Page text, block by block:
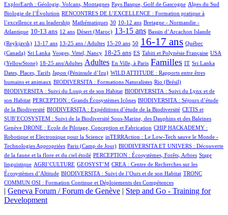
ExplorEarth : Géologie, Volcans, Montagnes
14/998 Pays Basque, Golf de Gascogne
13/998 Alpes du Sud
5/998
Biologie de l’Évolution
75/998
RENCONTRES DE L’EXCELLENCE : Formation pratique à
l’excellence et au leadership
2/998 Mathématiques
9/998 30
91/998 10-12 ans
100/998
Bretagne - Normandie -
Atlantique
290/998 10-13 ans
37/998 12 ans
6/998 Désert (Maroc)
536/998 13-15 ans
1/998 Bassin d’Arcachon
13/998
Islande
(Reykjavik)
25/998 13-17 ans
19/998 13-25 ans / Adultes
6/998 15-20 ans
2/998 50
723/998 16-17 ans
26/998
Québec
(Canada)
1/998 Sri Lanka
7/998 Vosges, Vittel, Nancy
331/998 18-25 ans
32/998 ES
63/998 Tahiti et Polynésie Française
14/998
USA
(YellowStone)
179/998 18-25 ans/Adultes
465/998 Adultes
1/998 En Ville, à Paris
547/998 Familles
8/998 IT
1/998 Sri Lanka
6/998
Dates, Places, Tarifs
5/998 Japon (Péninsule d’Izu)
9/998
WILD ATTITUDE : Rapports entre êtres
humains et animaux
34/998 BIODIVERSITA : Formations Naturalistes
4/998 Rio (Brésil)
11/998
BIODIVERSITA : Suivi du Loup et de son Habitat
20/998
BIODIVERSITA : Suivi du Lynx et de
son Habitat
1/998 PERCEPTION : Grands Écosystèmes Icônes
17/998
BIODIVERSITA : Séjours d’étude
de la Biodiversité
10/998 BIODIVERSITA : Expéditions d’étude de la Biodiversité
91/998
CETIS et
SUB’ECOSYSTEM : Suivi de la Biodiversité Sous-Marine, des Dauphins et des Baleines
19/998
Genève
12/998DRONE : Ecole de Pilotage, Conception et Fabrication
13/998
CHIP HACKADEMY :
Robotique et Electronique pour la Science
3/998
inTERRAction : Le Low-Tech sauve le Monde -
Technologies Appropriées
5/998 Paris (Camp de Jour)
2/998
BIODIVERSITA ET UNIVERS : Découverte
de la faune et la flore et du ciel étoilé
37/998 PERCEPTION : Écosystèmes, Forêts, Arbres
3/998
Stage
linguistique
2/998 AGRI’CULTURE
2/998 GEOSYST’M
1/998
CREA : Centre de Recherches sur les
Écosystèmes d’Altitude
2/998 BIODIVERSITA : Suivi de l’Ours et de son Habitat
2/998
TRONC
COMMUN OSI : Formation Continue et Déploiements des Compétences
| Geneva Forum / Forum de Genève | Step and Go - Training for
Development